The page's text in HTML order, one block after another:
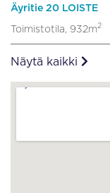
Äyritie 20 LOISTE
Toimistotila, 932m2
Näytä kaikki